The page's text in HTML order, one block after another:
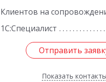
Клиентов на
1С:Специалист
Отправить
Показать контакты
Отправить
Назад